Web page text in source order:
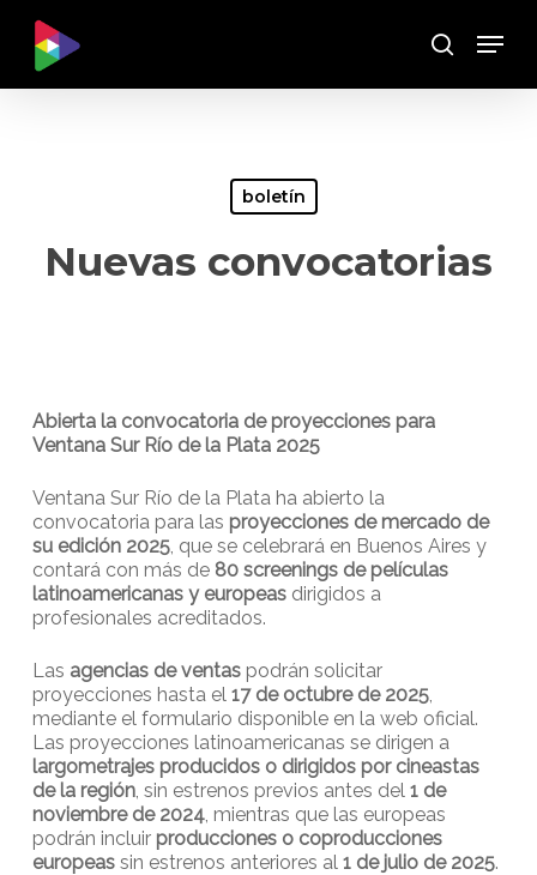
main
Buscar
Menu
boletín
Nuevas convocatorias
Abierta la convocatoria de proyecciones para
Ventana Sur Río de la Plata 2025
Ventana Sur Río de la Plata ha abierto la
convocatoria para las proyecciones de mercado de
su edición 2025, que se celebrará en Buenos Aires y
contará con más de 80 screenings de películas
latinoamericanas y europeasdirigidos a
profesionales acreditados.
Las agencias de ventaspodrán solicitar
proyecciones hasta el 17 de octubre de 2025,
mediante el formulario disponible en la web oficial.
Las proyecciones latinoamericanas se dirigen a
largometrajes producidos o dirigidos por cineastas
de la región, sin estrenos previos antes del 1 de
noviembre de 2024, mientras que las europeas
podrán incluir producciones o coproducciones
europeassin estrenos anteriores al 1 de julio de 2025.